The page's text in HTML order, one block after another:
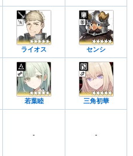
ライオス センシ
若葉睦 三角初華
- -